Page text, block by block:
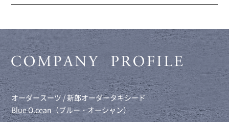
オーダースーツ / 新郎オーダータキシード
Blue O.cean（ブルー・オーシャン）